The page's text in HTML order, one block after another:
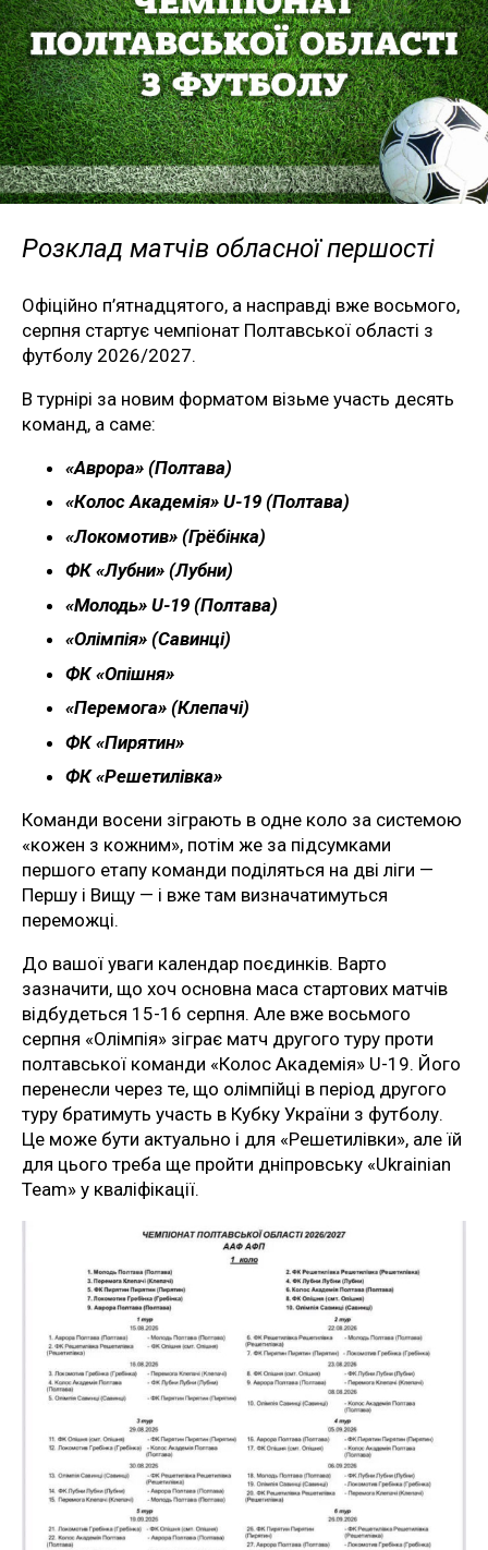
Розклад матчів обласної першості
Офіційно п’ятнадцятого, а насправді вже восьмого,
серпня стартує чемпіонат Полтавської області з
футболу 2026/2027.
В турнірі за новим форматом візьме участь десять
команд, а саме:
«Аврора» (Полтава)
«Колос Академія» U-19 (Полтава)
«Локомотив» (Грёбінка)
ФК «Лубни» (Лубни)
«Молодь» U-19 (Полтава)
«Олімпія» (Савинці)
ФК «Опішня»
«Перемога» (Клепачі)
ФК «Пирятин»
ФК «Решетилівка»
Команди восени зіграють в одне коло за системою
«кожен з кожним», потім же за підсумками
першого етапу команди поділяться на дві ліги —
Першу і Вищу — і вже там визначатимуться
переможці.
До вашої уваги календар поєдинків. Варто
зазначити, що хоч основна маса стартових матчів
відбудеться 15-16 серпня. Але вже восьмого
серпня «Олімпія» зіграє матч другого туру проти
полтавської команди «Колос Академія» U-19. Його
перенесли через те, що олімпійці в період другого
туру братимуть участь в Кубку України з футболу.
Це може бути актуально і для «Решетилівки», але їй
для цього треба ще пройти дніпровську «Ukrainian
Team» у кваліфікації.